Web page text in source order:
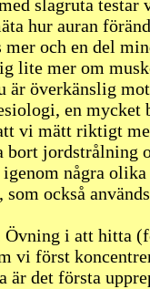
slagruta testar
hur auran
mer och en del
lite mer om
är överkänslig
en mycket
vi mätt riktigt
bort jordstrålning
några
som också
Övning i att hitta
vi först
är det första